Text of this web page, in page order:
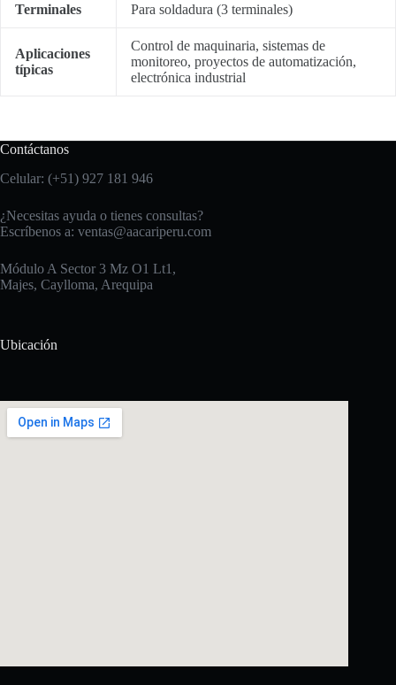
Terminales Para soldadura (3 terminales)
Aplicaciones
típicas
Control de maquinaria, sistemas de
monitoreo, proyectos de automatización,
electrónica industrial
Contáctanos
Celular: (+51) 927 181 946
¿Necesitas ayuda o tienes consultas?
Escríbenos a: ventas@aacariperu.com
Módulo A Sector 3 Mz O1 Lt1,
Majes, Caylloma, Arequipa
Ubicación